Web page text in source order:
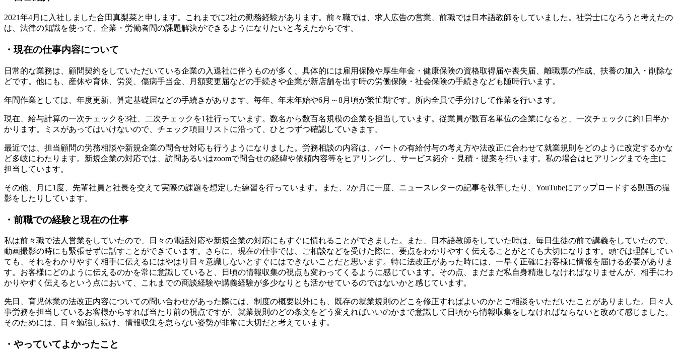
2021年4月に入社しました合田真梨菜と申します。これまでに2社の勤務経験があります。前々職では、求人広告の営業、前職では日本語教師をしていました。社労士になろうと考えたの
は、法律の知識を使って、企業・労働者間の課題解決ができるようになりたいと考えたからです。
・現在の仕事内容について
日常的な業務は、顧問契約をしていただいている企業の入退社に伴うものが多く、具体的には雇用保険や厚生年金・健康保険の資格取得届や喪失届、離職票の作成、扶養の加入・削除な
どです。他にも、産休や育休、労災、傷病手当金、月額変更届などの手続きや企業が新店舗を出す時の労働保険・社会保険の手続きなども随時行います。
年間作業としては、年度更新、算定基礎届などの手続きがあります。毎年、年末年始や6月～8月頃が繁忙期です。所内全員で手分けして作業を行います。
現在、給与計算の一次チェックを3社、二次チェックを1社行っています。数名から数百名規模の企業を担当しています。従業員が数百名単位の企業になると、一次チェックに約1日半か
かります。ミスがあってはいけないので、チェック項目リストに沿って、ひとつずつ確認していきます。
最近では、担当顧問の労務相談や新規企業の問合せ対応も行うようになりました。労務相談の内容は、パートの有給付与の考え方や法改正に合わせて就業規則をどのように改定するかな
ど多岐にわたります。新規企業の対応では、訪問あるいはzoomで問合せの経緯や依頼内容等をヒアリングし、サービス紹介・見積・提案を行います。私の場合はヒアリングまでを主に
担当しています。
その他、月に1度、先輩社員と社長を交えて実際の課題を想定した練習を行っています。また、2か月に一度、ニュースレターの記事を執筆したり、YouTubeにアップロードする動画の撮
影をしたりしています。
・前職での経験と現在の仕事
私は前々職で法人営業をしていたので、日々の電話対応や新規企業の対応にもすぐに慣れることができました。また、日本語教師をしていた時は、毎日生徒の前で講義をしていたので、
動画撮影の時にも緊張せずに話すことができています。さらに、現在の仕事では、ご相談などを受けた際に、要点をわかりやすく伝えることがとても大切になります。頭では理解してい
ても、それをわかりやすく相手に伝えるにはやはり日々意識しないとすぐにはできないことだと思います。特に法改正があった時には、一早く正確にお客様に情報を届ける必要がありま
す。お客様にどのように伝えるのかを常に意識していると、日頃の情報収集の視点も変わってくるように感じています。その点、まだまだ私自身精進しなければなりませんが、相手にわ
かりやすく伝えるという点において、これまでの商談経験や講義経験が多少なりとも活かせているのではないかと感じています。
先日、育児休業の法改正内容についての問い合わせがあった際には、制度の概要以外にも、既存の就業規則のどこを修正すればよいのかとご相談をいただいたことがありました。日々人
事労務を担当しているお客様からすれば当たり前の視点ですが、就業規則のどの条文をどう変えればいいのかまで意識して日頃から情報収集をしなければならないと改めて感じました。
そのためには、日々勉強し続け、情報収集を怠らない姿勢が非常に大切だと考えています。
・やっていてよかったこと